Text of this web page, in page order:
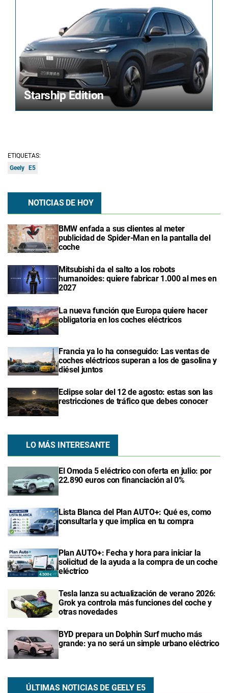
Starship Edition
ETIQUETAS:
Geely
E5
NOTICIAS DE HOY
BMW enfada a sus clientes al meter
publicidad de Spider-Man en la pantalla del
coche
Mitsubishi da el salto a los robots
humanoides: quiere fabricar 1.000 al mes en
2027
La nueva función que Europa quiere hacer
obligatoria en los coches eléctricos
Francia ya lo ha conseguido: Las ventas de
coches eléctricos superan a los de gasolina y
diésel juntos
Eclipse solar del 12 de agosto: estas son las
restricciones de tráfico que debes conocer
LO MÁS INTERESANTE
El Omoda 5 eléctrico con oferta en julio: por
22.890 euros con financiación al 0%
Lista Blanca del Plan AUTO+: Qué es, como
consultarla y que implica en tu compra
Plan AUTO+: Fecha y hora para iniciar la
solicitud de la ayuda a la compra de un coche
eléctrico
Tesla lanza su actualización de verano 2026:
Grok ya controla más funciones del coche y
otras novedades
BYD prepara un Dolphin Surf mucho más
grande: ya no será un simple urbano eléctrico
ÚLTIMAS NOTICIAS DE GEELY E5